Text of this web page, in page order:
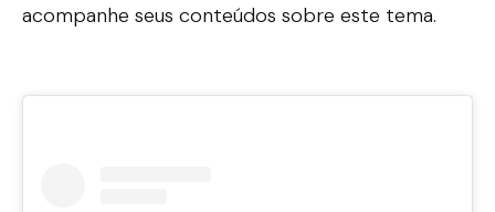
acompanhe seus conteúdos sobre este tema.